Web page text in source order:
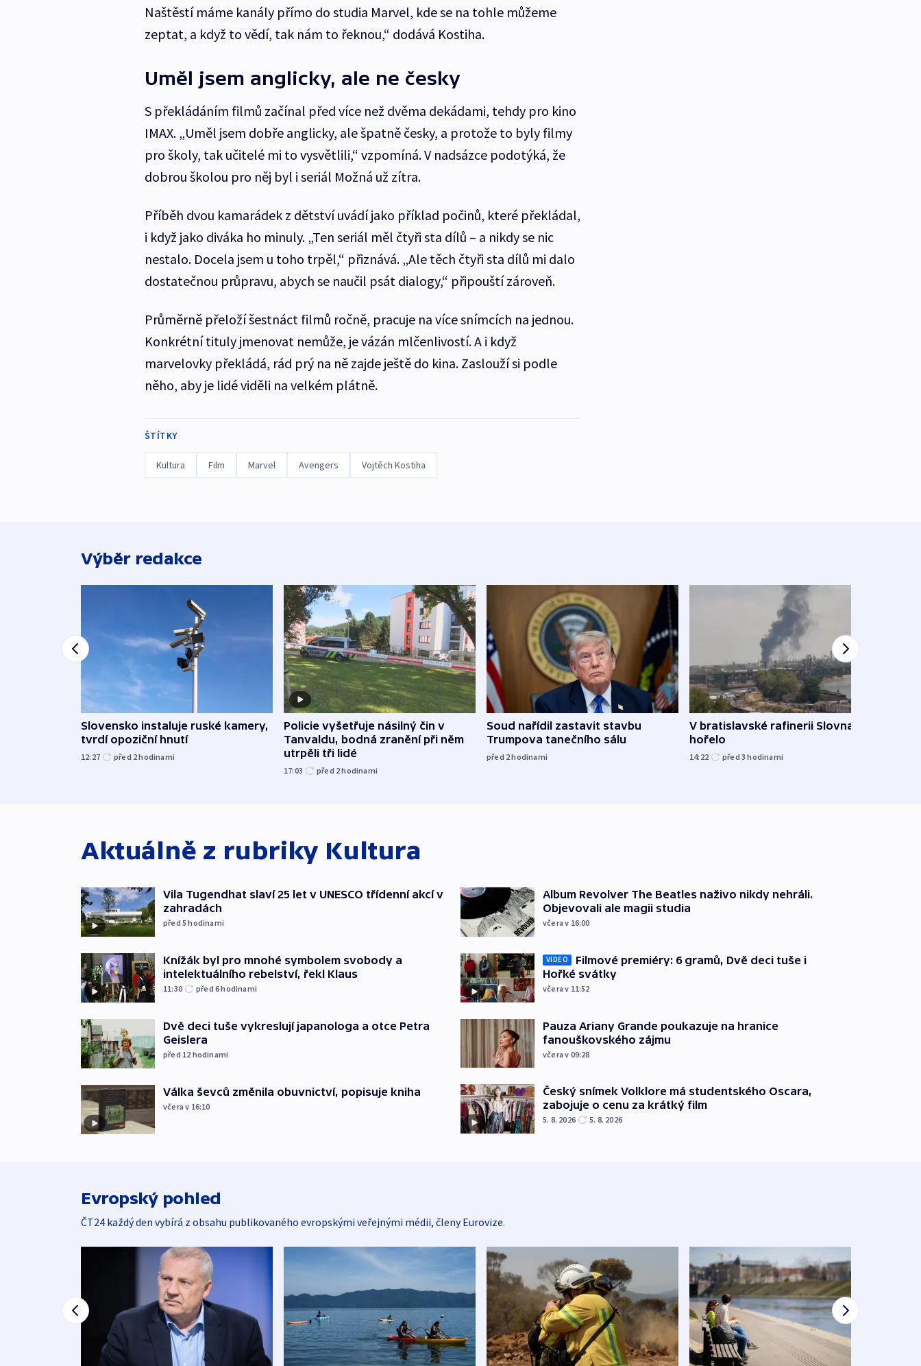
Naštěstí máme kanály přímo do studia Marvel, kde se na tohle můžeme
zeptat, a když to vědí, tak nám to řeknou,“ dodává Kostiha.
Uměl jsem anglicky, ale ne česky
S překládáním filmů začínal před více než dvěma dekádami, tehdy pro kino
IMAX. „Uměl jsem dobře anglicky, ale špatně česky, a protože to byly filmy
pro školy, tak učitelé mi to vysvětlili,“ vzpomíná. V nadsázce podotýká, že
dobrou školou pro něj byl i seriál Možná už zítra.
Příběh dvou kamarádek z dětství uvádí jako příklad počinů, které překládal,
i když jako diváka ho minuly. „Ten seriál měl čtyři sta dílů – a nikdy se nic
nestalo. Docela jsem u toho trpěl,“ přiznává. „Ale těch čtyři sta dílů mi dalo
dostatečnou průpravu, abych se naučil psát dialogy,“ připouští zároveň.
Průměrně přeloží šestnáct filmů ročně, pracuje na více snímcích na jednou.
Konkrétní tituly jmenovat nemůže, je vázán mlčenlivostí. A i když
marvelovky překládá, rád prý na ně zajde ještě do kina. Zaslouží si podle
něho, aby je lidé viděli na velkém plátně.
ŠTÍTKY
Kultura Film Marvel Avengers Vojtěch Kostiha
Výběr redakce
Slovensko instaluje ruské kamery,
tvrdí opoziční hnutí
12:27 před 2hodinami
Policie vyšetřuje násilný čin v
Tanvaldu, bodná zranění při něm
utrpěli tři lidé
17:03 před 2hodinami
Soud nařídil zastavit stavbu
Trumpova tanečního sálu
před 2hodinami
V bratislavské rafinerii Slovnaft
hořelo
14:22 před 3hodinami
Aktuálně z rubriky Kultura
Vila Tugendhat slaví 25 let v UNESCO třídenní akcí v
zahradách
před 5hodinami
Knížák byl pro mnohé symbolem svobody a
intelektuálního rebelství, řekl Klaus
11:30 před 6hodinami
Dvě deci tuše vykreslují japanologa a otce Petra
Geislera
před 12 hodinami
Válka ševců změnila obuvnictví, popisuje kniha
včera v 16:10
Album Revolver The Beatles naživo nikdy nehráli.
Objevovali ale magii studia
včera v 16:00
VIDEO
Filmové premiéry: 6 gramů, Dvě deci tuše i
Hořké svátky
včera v 11:52
Pauza Ariany Grande poukazuje na hranice
fanouškovského zájmu
včera v 09:28
Český snímek Volklore má studentského Oscara,
zabojuje o cenu za krátký film
5. 8. 2026 5. 8. 2026
Evropský pohled
ČT24 každý den vybírá z obsahu publikovaného evropskými veřejnými médii, členy Eurovize.